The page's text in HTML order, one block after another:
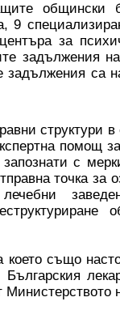
9
за
задължения
са
структури
помощ
с
точка за
също
Българския